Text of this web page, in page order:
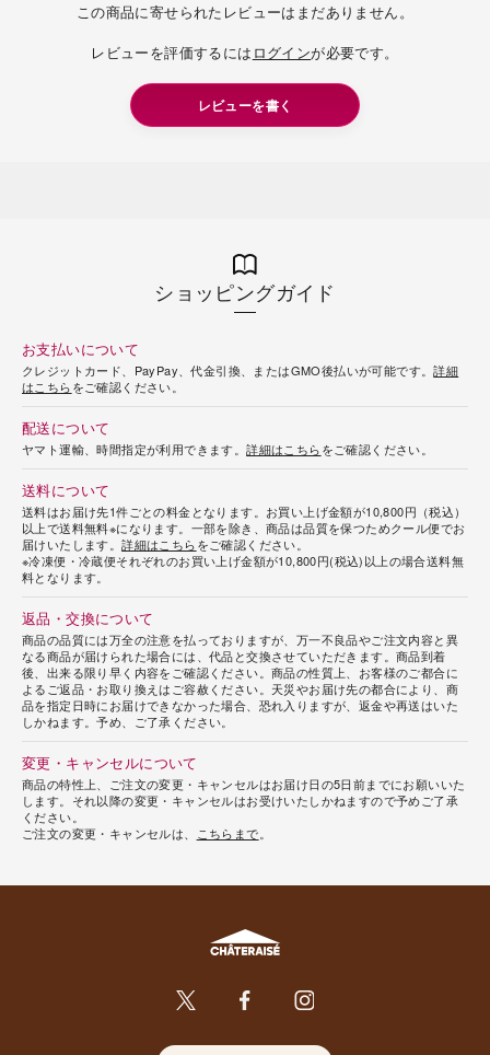
この商品に寄せられたレビューはまだありません。
レビューを評価するには ログインが必要です。
レビューを書く
ショッピングガイド
お支払いについて
クレジットカード、PayPay、代金引換、またはGMO後払いが可能です。詳細
はこちらをご確認ください。
配送について
ヤマト運輸、時間指定が利用できます。詳細はこちらをご確認ください。
送料について
送料はお届け先1件ごとの料金となります。お買い上げ金額が10,800円（税込）
以上で送料無料※になります。一部を除き、商品は品質を保つためクール便でお
届けいたします。詳細はこちらをご確認ください。
※冷凍便・冷蔵便それぞれのお買い上げ金額が10,800円(税込)以上の場合送料無
料となります。
返品・交換について
商品の品質には万全の注意を払っておりますが、万一不良品やご注文内容と異
なる商品が届けられた場合には、代品と交換させていただきます。商品到着
後、出来る限り早く内容をご確認ください。商品の性質上、お客様のご都合に
よるご返品・お取り換えはご容赦ください。天災やお届け先の都合により、商
品を指定日時にお届けできなかった場合、恐れ入りますが、返金や再送はいた
しかねます。予め、ご了承ください。
変更・キャンセルについて
商品の特性上、ご注文の変更・キャンセルはお届け日の5日前までにお願いいた
します。それ以降の変更・キャンセルはお受けいたしかねますので予めご了承
ください。
ご注文の変更・キャンセルは、
こちらまで